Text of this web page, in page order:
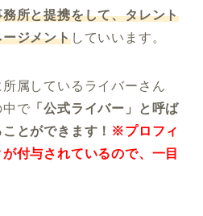
所と提携をして、タレント
ジメントしていいます。
属しているライバーさん
中で 「公式ライバー」と呼ば
とができます！ ※プロフィ
付与されているので、一目